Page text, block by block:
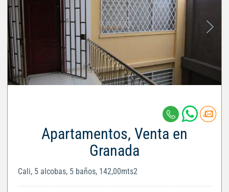
Apartamentos, Venta en
Granada
Cali, 5 alcobas, 5 baños, 142,00mts2